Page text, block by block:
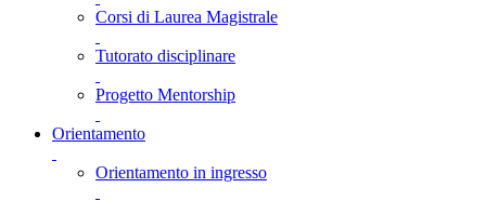
Corsi di Laurea Magistrale
Tutorato disciplinare
Progetto Mentorship
Orientamento
Orientamento in ingresso